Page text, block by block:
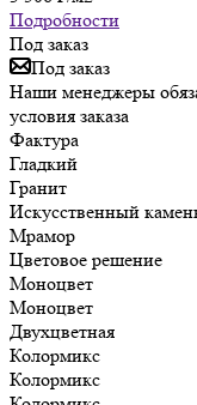
Подробности
Под заказ
Под заказ
Наши менеджеры
условия заказа
Фактура
Гладкий
Гранит
Искусственный
Мрамор
Цветовое решение
Моноцвет
Моноцвет
Двухцветная
Колормикс
Колормикс